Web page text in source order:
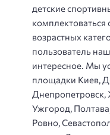
детские
возрастных
пользователь
интересное. Мы
площадки Киев,
Ужгород,
Ровно,